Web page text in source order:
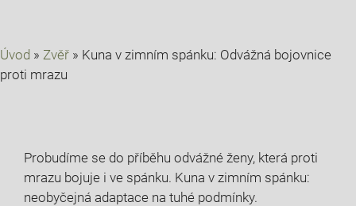
Úvod » Zvěř » Kuna v zimním spánku: Odvážná bojovnice
proti mrazu
Probudíme se do příběhu odvážné ženy, která proti
mrazu bojuje i ve spánku. Kuna v zimním spánku:
neobyčejná adaptace na tuhé podmínky.